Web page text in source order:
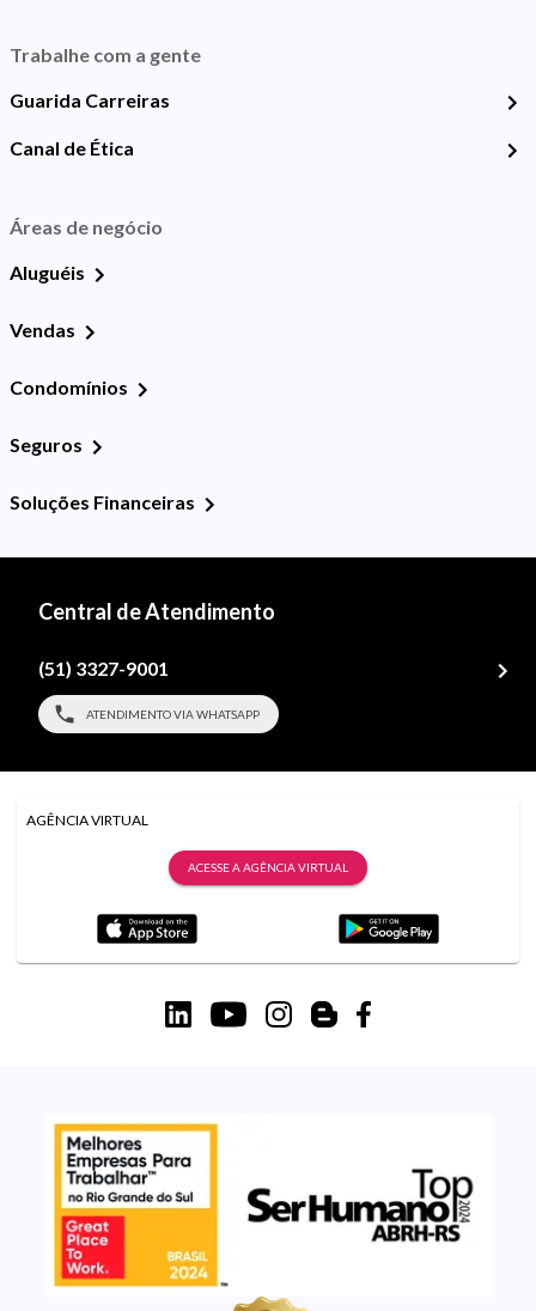
Trabalhe com a gente
Guarida Carreiras
Canal de Ética
Áreas de negócio
Aluguéis
Vendas
Condomínios
Seguros
Soluções Financeiras
Central de Atendimento
(51) 3327-9001
ATENDIMENTO VIA WHATSAPP
AGÊNCIA VIRTUAL
ACESSE A AGÊNCIA VIRTUAL